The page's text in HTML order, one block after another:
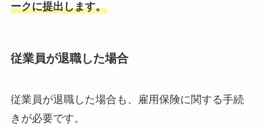
ークに提出します。
従業員が退職した場合
従業員が退職した場合も、雇用保険に関する手続
きが必要です。